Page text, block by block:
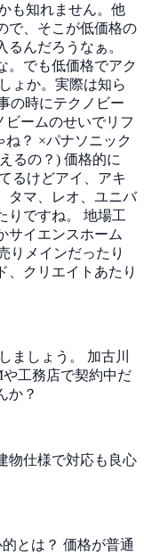
も知れません。他
で、そこが低価格の
んだろうなぁ。
。でも低価格でアク
ょか。実際は知ら
の時にテクノビー
ビームのせいでリフ
ね？ ×パナソニック
るの？) 価格的に
るけどアイ、アキ
タマ、レオ、ユニバ
りですね。 地場工
サイエンスホーム
りメインだったり
、クリエイトあたり
ましょう。 加古川
工務店で契約中だ
か？
物仕様で対応も良心
とは？ 価格が普通